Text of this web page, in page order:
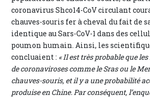
coronavirus Shco14-CoV circulant
chauves-souris fer à cheval du fait de
identique au Sars-CoV-1 dans des
poumon humain. Ainsi, les
concluaient : « Il est très probable que
de coronaviroses comme le Sras ou le
chauves-souris, et il y a une probabilité
produise en Chine. Par conséquent,